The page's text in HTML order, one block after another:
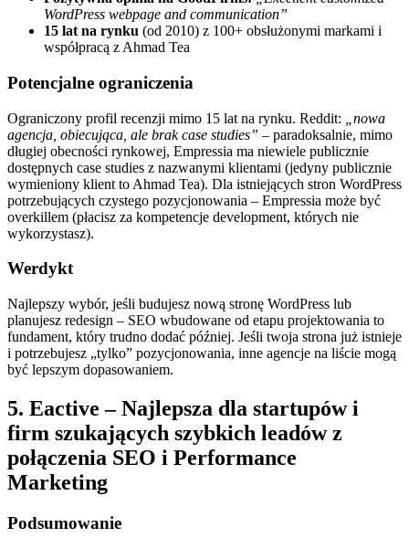
WordPress webpage and communication”
15 lat na rynku (od 2010) z 100+ obsłużonymi markami i
współpracą z Ahmad Tea
Potencjalne ograniczenia
Ograniczony profil recenzji mimo 15 lat na rynku. Reddit:
„nowa
agencja, obiecująca, ale brak case studies” – paradoksalnie, mimo
długiej obecności rynkowej, Empressia ma niewiele publicznie
dostępnych case studies z nazwanymi klientami (jedyny publicznie
wymieniony klient to Ahmad Tea). Dla istniejących stron WordPress
potrzebujących czystego pozycjonowania – Empressia może być
overkillem (płacisz za kompetencje development, których nie
wykorzystasz).
Werdykt
Najlepszy wybór, jeśli budujesz nową stronę WordPress lub
planujesz redesign – SEO wbudowane od etapu projektowania to
fundament, który trudno dodać później. Jeśli twoja strona już istnieje
i potrzebujesz „tylko” pozycjonowania, inne agencje na liście mogą
być lepszym dopasowaniem.
5. Eactive – Najlepsza dla startupów i
firm szukających szybkich leadów z
połączenia SEO i Performance
Marketing
Podsumowanie